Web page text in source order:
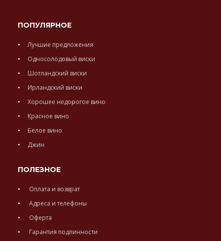
ПОПУЛЯРНОЕ
Лучшие предложения
Односолодовый виски
Шотландский виски
Ирландский виски
Хорошее недорогое вино
Красное вино
Белое вино
Джин
ПОЛЕЗНОЕ
Оплата и возврат
Адреса и телефоны
Оферта
Гарантия подлинности